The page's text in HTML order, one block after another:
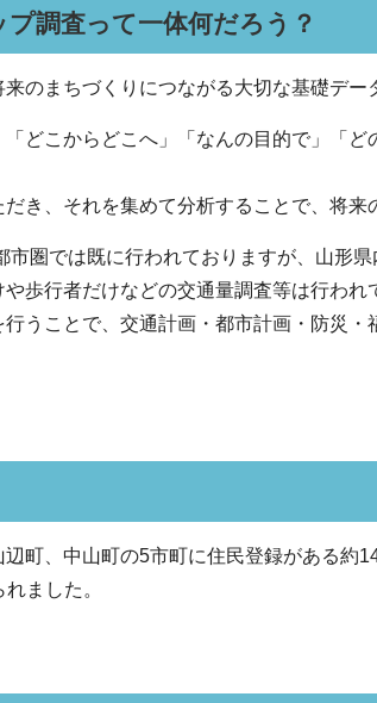
調査って一体何だろう？
のまちづくりにつながる大切な基礎デー
「どこからどこへ」「なんの目的で」「
き、それを集めて分析することで、将来
圏では既に行われておりますが、山形県
歩行者だけなどの交通量調査等は行わ
うことで、交通計画・都市計画・防災
町、中山町の5市町に住民登録がある約
ました。